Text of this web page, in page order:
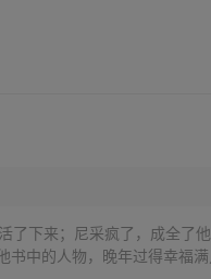
了下来；尼采疯了，成全了
书中的人物，晚年过得幸福